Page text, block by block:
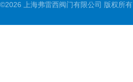
©2026 上海弗雷西阀门有限公司 版权所